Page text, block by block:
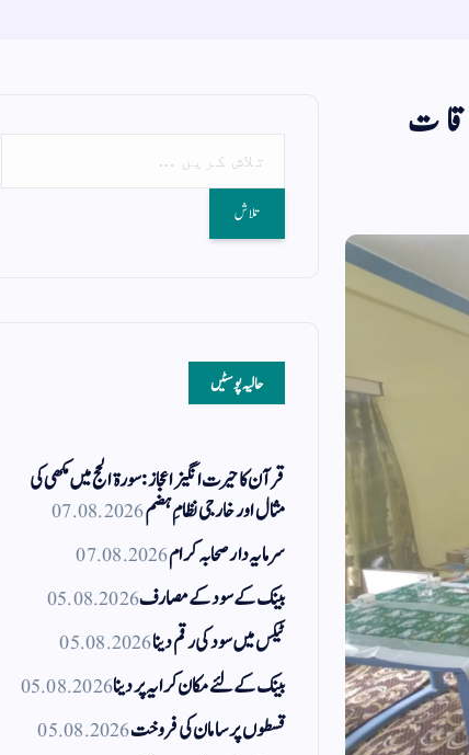
حالیہ پوسٹیں
قرآن کا حیرت انگیز اعجاز: سورۃ الحج میں مکھی کی
مثال اور خارجی نظامِ ہضم07.08.2026
سرمایہ دار صحابہ کرام07.08.2026
بینک کے سود کے مصارف05.08.2026
ٹیکس میں سود کی رقم دینا05.08.2026
بینک کے لئے مکان کرایہ پر دینا05.08.2026
قسطوں پر سامان کی فروخت05.08.2026